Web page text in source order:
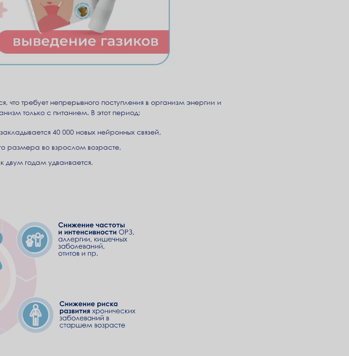
что требует непрерывного поступления в организм энергии и
только с питанием. В этот период:
40 000 новых нейронных связей,
размера во взрослом возрасте,
двум годам удваивается.